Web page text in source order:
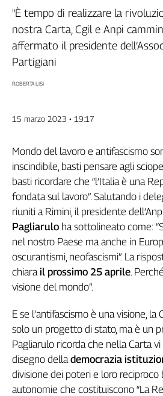
Fisac
Flai
Flc
Fp
Nidil
Speciali
G8
Genova,
il
sangue
della
ragione
120
Collettiva
Academy
Collettiva
Play
Rubriche
"È tempo di realizzare la
nostra Carta, Cgil e Anpi
affermato il presidente
Partigiani
ROBERTA LISI
15 marzo 2023 • 19:17
Mondo del lavoro e antifascismo
inscindibile, basti pensare agli
basti ricordare che “l’Italia è una
fondata sul lavoro”. Salutando i
riuniti a Rimini, il presidente
Pagliarulo ha sottolineato come:
nel nostro Paese ma anche in
oscurantismi, neofascismi”. La
chiarail prossimo 25 aprile.
visione del mondo”.
E se l’antifascismo è una visione, la
solo un progetto di stato, ma è un
Pagliarulo ricorda che nella Carta
disegno dellademocrazia
divisione dei poteri e loro reciproco
autonomie che costituiscono “La